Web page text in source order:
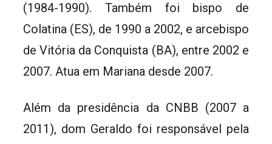
(1984-1990). Também foi bispo de
Colatina (ES), de 1990 a 2002, e arcebispo
de Vitória da Conquista (BA), entre 2002 e
2007. Atua em Mariana desde 2007.
Além da presidência da CNBB (2007 a
2011), dom Geraldo foi responsável pela